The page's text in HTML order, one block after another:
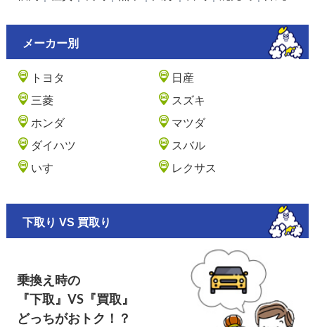
メーカー別
トヨタ
日産
三菱
スズキ
ホンダ
マツダ
ダイハツ
スバル
いすゞ
レクサス
下取り VS 買取り
乗換え時の
『下取』VS『買取』
どっちがおトク！？